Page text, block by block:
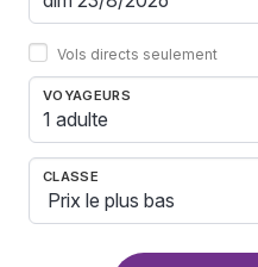
Vols directs seulement
VOYAGEURS
1 adulte
CLASSE